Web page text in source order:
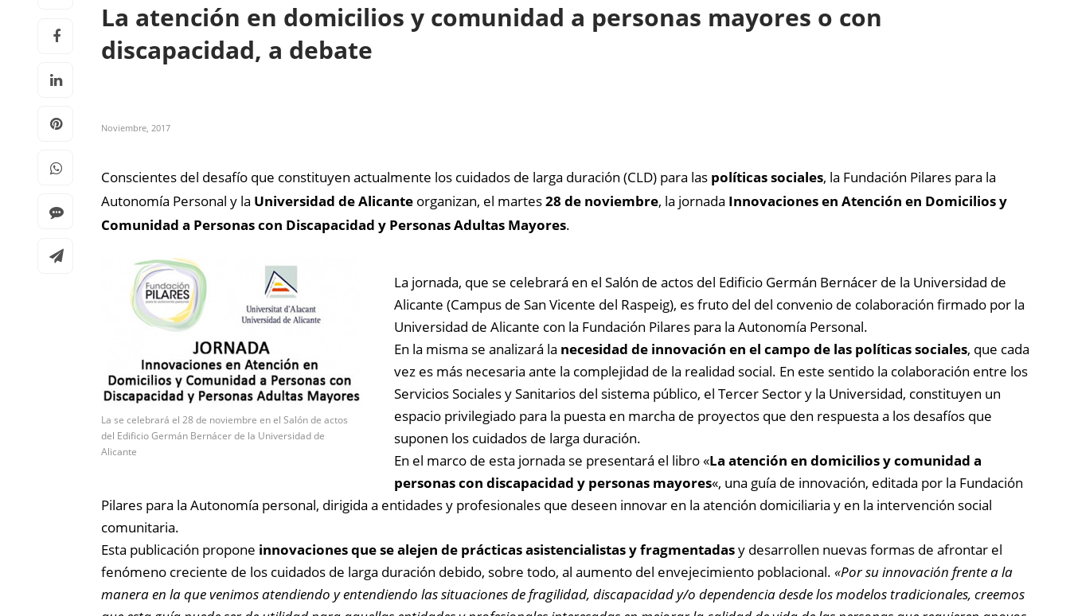
La atención en domicilios y comunidad a personas mayores o con
discapacidad, a debate
Noviembre, 2017
Conscientes del desafío que constituyen actualmente los cuidados de larga duración (CLD) para las políticas sociales, la Fundación Pilares para la
Autonomía Personal y la Universidad de Alicante organizan, el martes28 de noviembre, la jornada Innovaciones en Atención en Domicilios y
Comunidad a Personas con Discapacidad y Personas Adultas Mayores.
La se celebrará el 28 de noviembre en el Salón de actos
del Edificio Germán Bernácer de la Universidad de
Alicante
La jornada, que se celebrará en el Salón de actos del Edificio Germán Bernácer de la Universidad de
Alicante (Campus de San Vicente del Raspeig), es fruto del del convenio de colaboración firmado por la
Universidad de Alicante con la Fundación Pilares para la Autonomía Personal.
En la misma se analizará la necesidad de innovación en el campo de las políticas sociales, que cada
vez es más necesaria ante la complejidad de la realidad social. En este sentido la colaboración entre los
Servicios Sociales y Sanitarios del sistema público, el Tercer Sector y la Universidad, constituyen un
espacio privilegiado para la puesta en marcha de proyectos que den respuesta a los desafíos que
suponen los cuidados de larga duración.
En el marco de esta jornada se presentará el libro «La atención en domicilios y comunidad a
personas con discapacidad y personas mayores«, una guía de innovación, editada por la Fundación
Pilares para la Autonomía personal, dirigida a entidades y profesionales que deseen innovar en la atención domiciliaria y en la intervención social
comunitaria.
Esta publicación propone innovaciones que se alejen de prácticas asistencialistas y fragmentadasy desarrollen nuevas formas de afrontar el
fenómeno creciente de los cuidados de larga duración debido, sobre todo, al aumento del envejecimiento poblacional. «Por su innovación frente a la
manera en la que venimos atendiendo y entendiendo las situaciones de fragilidad, discapacidad y/o dependencia desde los modelos tradicionales, creemos